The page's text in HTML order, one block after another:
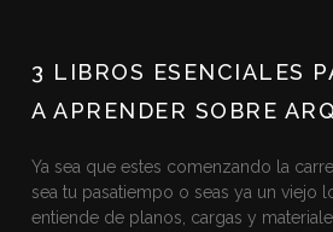
3 LIBROS ESENCIALES
A APRENDER SOBRE
Ya sea que estes comenzando la
sea tu pasatiempo o seas ya un viejo
entiende de planos, cargas y